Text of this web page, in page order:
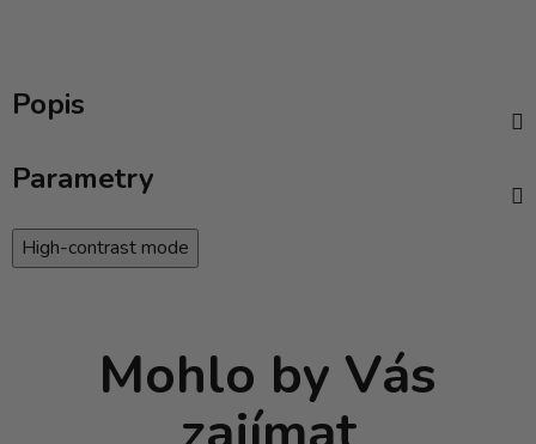
Popis
Parametry
High-contrast mode
Mohlo by Vás